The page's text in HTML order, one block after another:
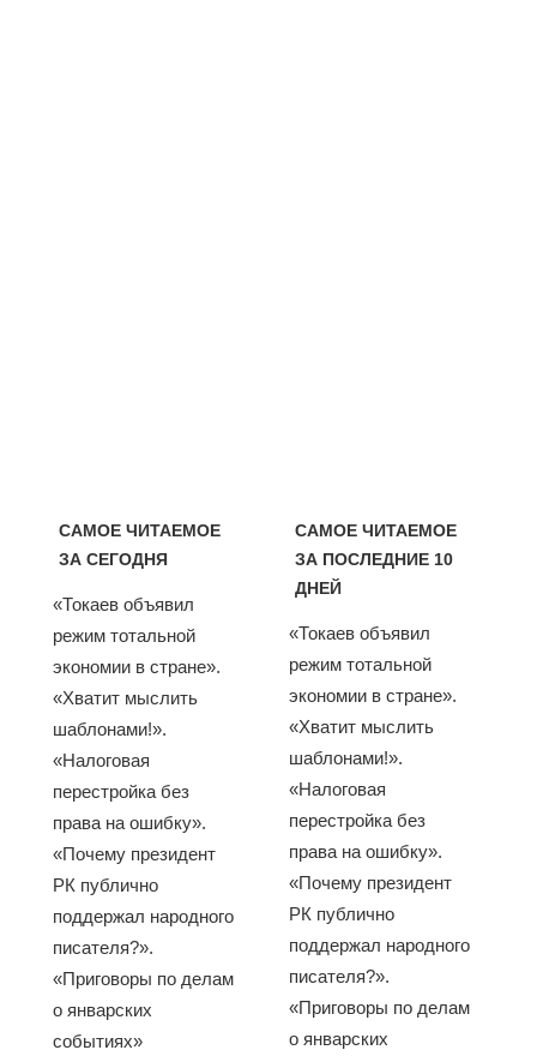
САМОЕ ЧИТАЕМОЕ
ЗА СЕГОДНЯ
«Токаев объявил
режим тотальной
экономии в стране».
«Хватит мыслить
шаблонами!».
«Налоговая
перестройка без
права на ошибку».
«Почему президент
РК публично
поддержал народного
писателя?».
«Приговоры по делам
о январских
событиях»
САМОЕ ЧИТАЕМОЕ
ЗА ПОСЛЕДНИЕ 10
ДНЕЙ
«Токаев объявил
режим тотальной
экономии в стране».
«Хватит мыслить
шаблонами!».
«Налоговая
перестройка без
права на ошибку».
«Почему президент
РК публично
поддержал народного
писателя?».
«Приговоры по делам
о январских